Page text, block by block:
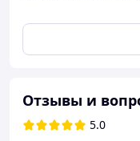
дезинфицирующей
Конфиденциальная
Отзывы и
5.0